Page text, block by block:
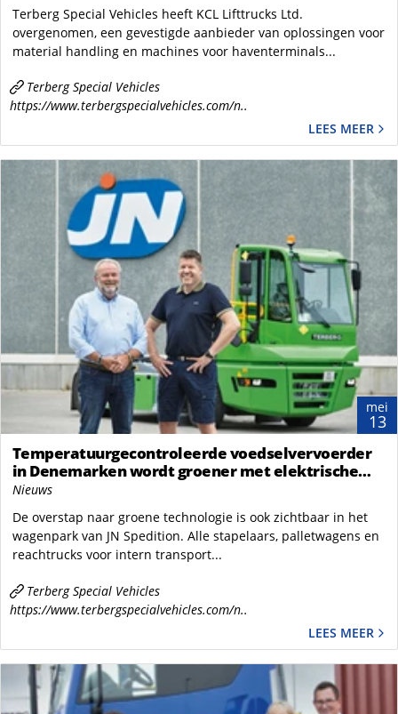
Terberg Special Vehicles heeft KCL Lifttrucks Ltd.
overgenomen, een gevestigde aanbieder van oplossingen voor
material handling en machines voor haventerminals...
Terberg Special Vehicles
https://www.terbergspecialvehicles.com/n..
LEES MEER
mei
13
Temperatuurgecontroleerde voedselvervoerder
in Denemarken wordt groener met elektrische
terminaltrekker van Terberg
Nieuws
De overstap naar groene technologie is ook zichtbaar in het
wagenpark van JN Spedition. Alle stapelaars, palletwagens en
reachtrucks voor intern transport...
Terberg Special Vehicles
https://www.terbergspecialvehicles.com/n..
LEES MEER